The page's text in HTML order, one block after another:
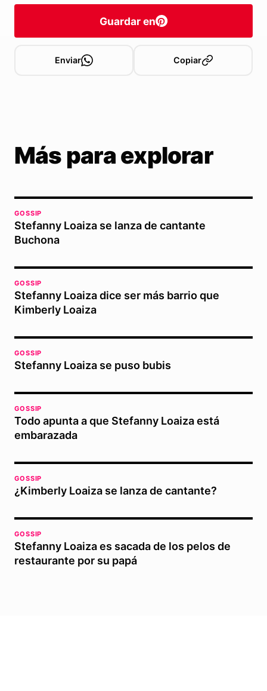
Guardar en
Enviar Copiar
Más para explorar
GOSSIP
Stefanny Loaiza se lanza de cantante
Buchona
GOSSIP
Stefanny Loaiza dice ser más barrio que
Kimberly Loaiza
GOSSIP
Stefanny Loaiza se puso bubis
GOSSIP
Todo apunta a que Stefanny Loaiza está
embarazada
GOSSIP
¿Kimberly Loaiza se lanza de cantante?
GOSSIP
Stefanny Loaiza es sacada de los pelos de
restaurante por su papá